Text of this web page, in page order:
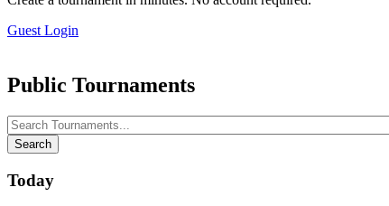
Guest Login
Public Tournaments
Search
Today